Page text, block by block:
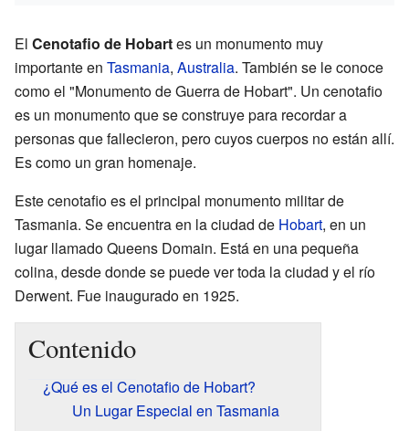
El Cenotafio de Hobartes un monumento muy
importante en Tasmania, Australia. También se le conoce
como el "Monumento de Guerra de Hobart". Un cenotafio
es un monumento que se construye para recordar a
personas que fallecieron, pero cuyos cuerpos no están allí.
Es como un gran homenaje.
Este cenotafio es el principal monumento militar de
Tasmania. Se encuentra en la ciudad de Hobart, en un
lugar llamado Queens Domain. Está en una pequeña
colina, desde donde se puede ver toda la ciudad y el río
Derwent. Fue inaugurado en 1925.
Contenido
¿Qué es el Cenotafio de Hobart?
Un Lugar Especial en Tasmania